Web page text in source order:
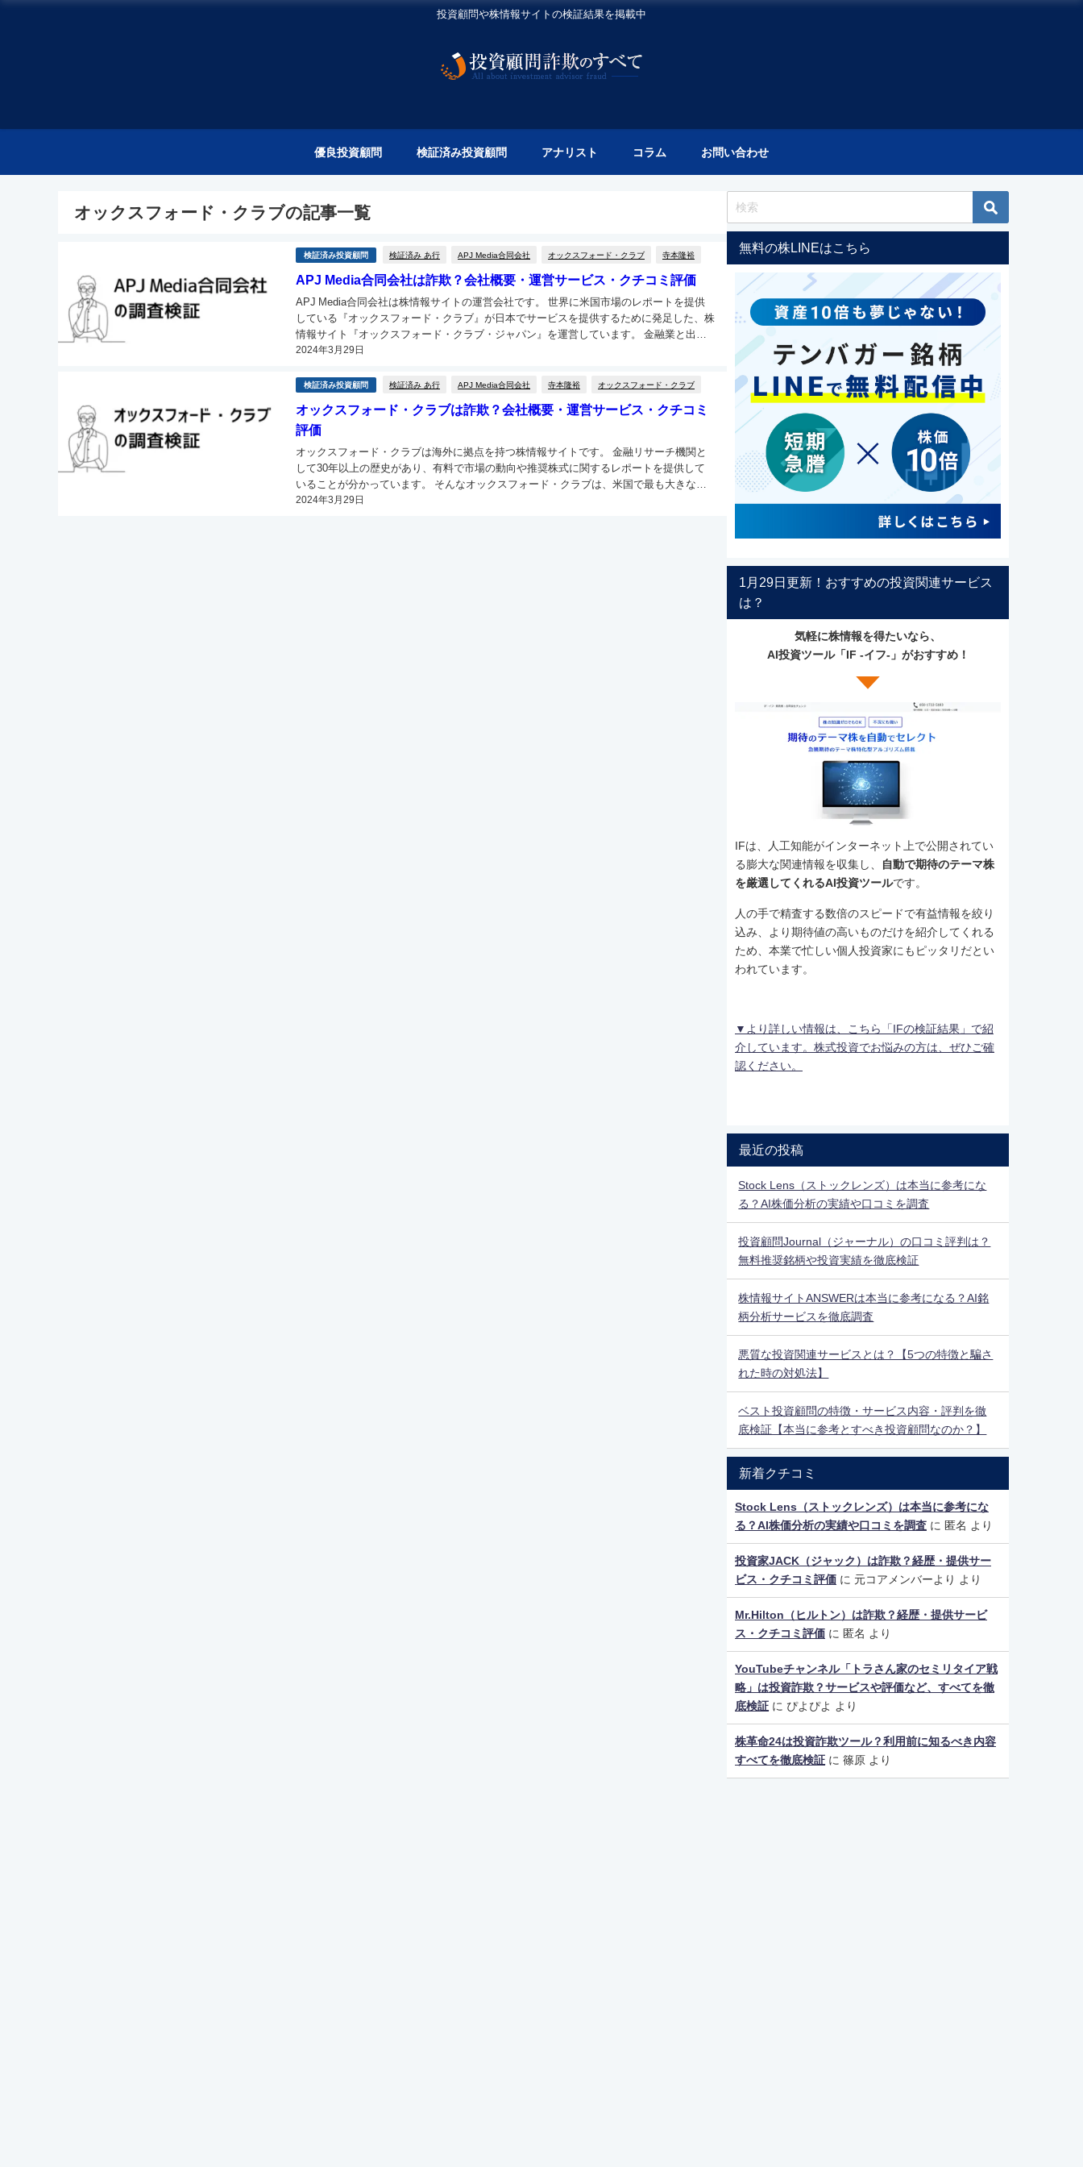
投資顧問や株情報サイトの検証結果を掲載中
優良投資顧問 検証済み投資顧問 アナリスト コラム お問い合わせ
オックスフォード・クラブの記事一覧
検証済み投資顧問 検証済み あ行 APJ Media合同会社 オックスフォード・クラブ 寺本隆裕
APJ Media合同会社は詐欺？会社概要・運営サービス・クチコミ評価
2024年3月29日
APJ Media合同会社は株情報サイトの運営会社です。 世界に米国市場のレポートを提供
している『オックスフォード・クラブ』が日本でサービスを提供するために発足した、株
情報サイト『オックスフォード・クラブ・ジャパン』を運営しています。 金融業と出版
業、メディア業の側面をもった会社だそうですが、一部の投資家からは「株...
検証済み投資顧問 検証済み あ行 APJ Media合同会社 寺本隆裕 オックスフォード・クラブ
オックスフォード・クラブは詐欺？会社概要・運営サービス・クチコミ
評価
2024年3月29日
オックスフォード・クラブは海外に拠点を持つ株情報サイトです。 金融リサーチ機関と
して30年以上の歴史があり、有料で市場の動向や推奨株式に関するレポートを提供して
いることが分かっています。 そんなオックスフォード・クラブは、米国で最も大きな金
融出版グループですが日本国内での評判はそこまで高くないようですね。 これは一...
無料の株LINEはこちら
1月29日更新！おすすめの投資関連サービス
は？
気軽に株情報を得たいなら、
AI投資ツール「IF -イフ-」がおすすめ！
IFは、人工知能がインターネット上で公開されてい
る膨大な関連情報を収集し、
自動で期待のテーマ株
を厳選してくれるAI投資ツールです。
人の手で精査する数倍のスピードで有益情報を絞り
込み、より期待値の高いものだけを紹介してくれる
ため、本業で忙しい個人投資家にもピッタリだとい
われています。
▼より詳しい情報は、こちら「IFの検証結果」で紹
介しています。株式投資でお悩みの方は、ぜひご確
認ください。
最近の投稿
Stock Lens（ストックレンズ）は本当に参考にな
る？AI株価分析の実績や口コミを調査
投資顧問Journal（ジャーナル）の口コミ評判は？
無料推奨銘柄や投資実績を徹底検証
株情報サイトANSWERは本当に参考になる？AI銘
柄分析サービスを徹底調査
悪質な投資関連サービスとは？【5つの特徴と騙さ
れた時の対処法】
ベスト投資顧問の特徴・サービス内容・評判を徹
底検証【本当に参考とすべき投資顧問なのか？】
新着クチコミ
Stock Lens（ストックレンズ）は本当に参考にな
る？AI株価分析の実績や口コミを調査 に 匿名 より
投資家JACK（ジャック）は詐欺？経歴・提供サー
ビス・クチコミ評価 に 元コアメンバーより より
Mr.Hilton（ヒルトン）は詐欺？経歴・提供サービ
ス・クチコミ評価 に 匿名 より
YouTubeチャンネル「トラさん家のセミリタイア戦
略」は投資詐欺？サービスや評価など、すべてを徹
底検証 に ぴよぴよ より
株革命24は投資詐欺ツール？利用前に知るべき内容
すべてを徹底検証 に 篠原 より